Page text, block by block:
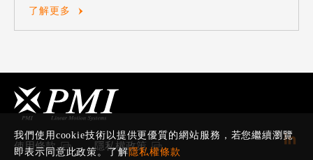
了解更多
使用條款 隱私權政策
我們使用cookie技術以提供更優質的網站服務，若您繼續瀏覽
即表示同意此政策。了解隱私權條款